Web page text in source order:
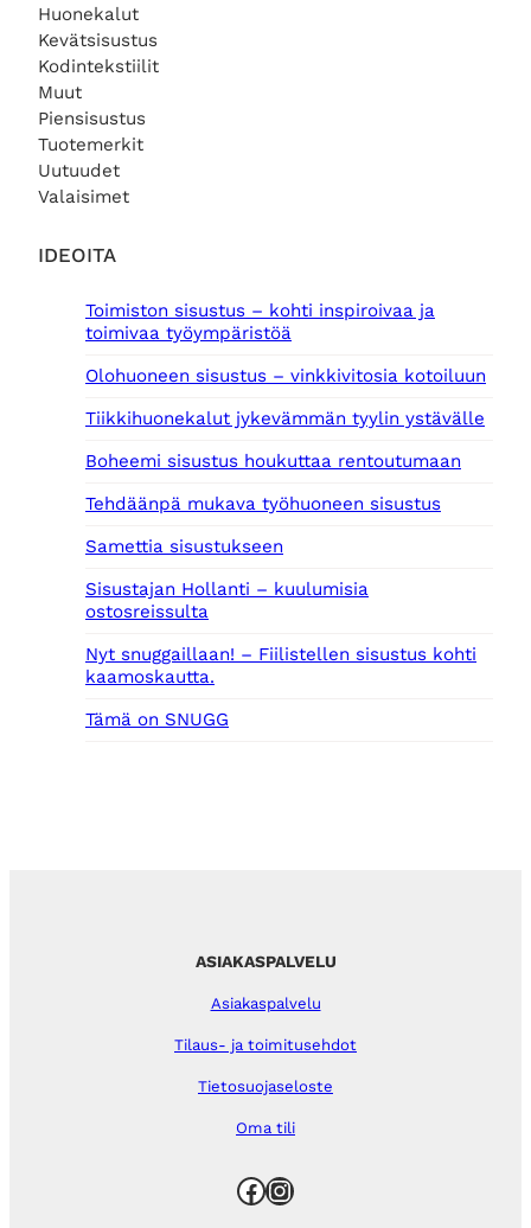
Huonekalut
Kevätsisustus
Kodintekstiilit
Muut
Piensisustus
Tuotemerkit
Uutuudet
Valaisimet
IDEOITA
Toimiston sisustus – kohti inspiroivaa ja
toimivaa työympäristöä
Olohuoneen sisustus – vinkkivitosia kotoiluun
Tiikkihuonekalut jykevämmän tyylin ystävälle
Boheemi sisustus houkuttaa rentoutumaan
Tehdäänpä mukava työhuoneen sisustus
Samettia sisustukseen
Sisustajan Hollanti – kuulumisia
ostosreissulta
Nyt snuggaillaan! – Fiilistellen sisustus kohti
kaamoskautta.
Tämä on SNUGG
ASIAKASPALVELU
Asiakaspalvelu
Tilaus- ja toimitusehdot
Tietosuojaseloste
Oma tili
Facebook Instagram